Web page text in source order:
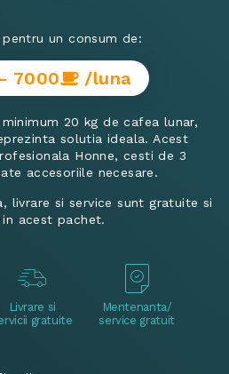
un consum de:
- 7000 /luna
20 kg de cafea lunar,
solutia ideala. Acest
Honne, cesti de 3
accesoriile necesare.
livrare si service sunt gratuite si
in acest pachet.
Livrare si
gratuite
Mentenanta/
service gratuit